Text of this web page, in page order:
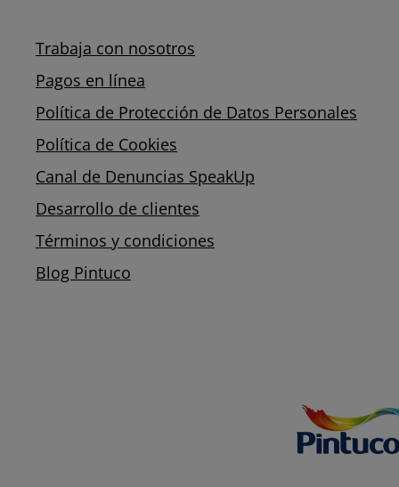
Trabaja con nosotros
Pagos en línea
Política de Protección de Datos Personales
Política de Cookies
Canal de Denuncias SpeakUp
Desarrollo de clientes
Términos y condiciones
Blog Pintuco